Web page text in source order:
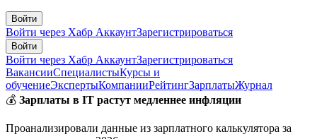
Войти
Войти через Хабр АккаунтЗарегистрироваться
Войти
Войти через Хабр АккаунтЗарегистрироваться
ВакансииСпециалистыКурсы и
обучениеЭкспертыКомпанииРейтингЗарплатыЖурнал
💰 Зарплаты в IT растут медленнее инфляции
Проанализировали данные из зарплатного калькулятора за